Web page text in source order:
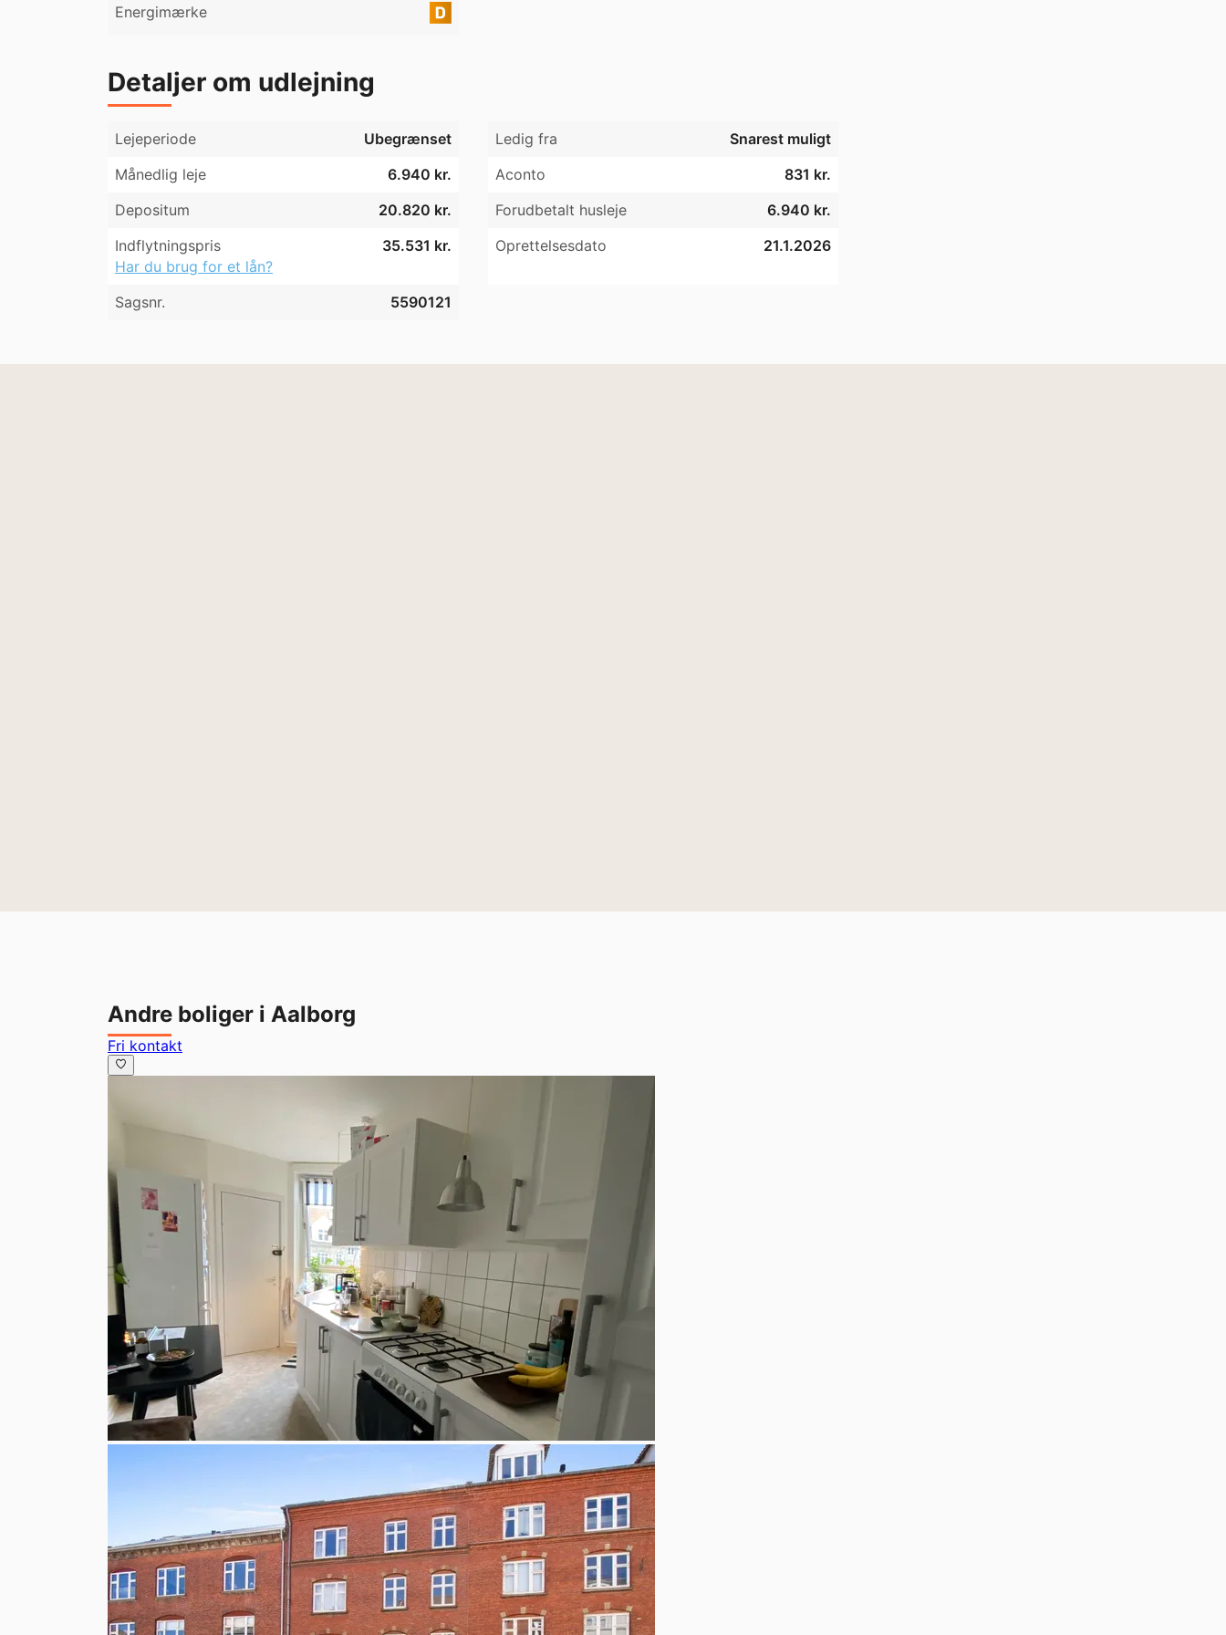
Energimærke
Detaljer om udlejning
Lejeperiode Ubegrænset Ledig fra
Snarest muligt
Månedlig leje
6.940 kr. Aconto
831 kr.
Depositum
20.820 kr. Forudbetalt husleje
6.940 kr.
Indflytningspris
35.531 kr.
Har du brug for et lån?
Oprettelsesdato 21.1.2026
Sagsnr. 5590121
Andre boliger i Aalborg
Fri kontakt